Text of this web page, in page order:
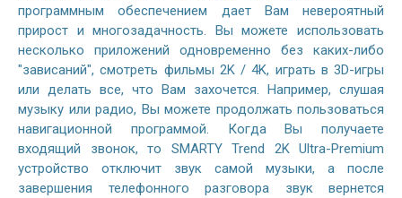
программным обеспечением дает Вам невероятный
прирост и многозадачность. Вы можете использовать
несколько приложений одновременно без каких-либо
"зависаний", смотреть фильмы 2K / 4K, играть в 3D-игры
или делать все, что Вам захочется. Например, слушая
музыку или радио, Вы можете продолжать пользоваться
навигационной программой. Когда Вы получаете
входящий звонок, то SMARTY Trend 2K Ultra-Premium
устройство отключит звук самой музыки, а после
завершения телефонного разговора звук вернется